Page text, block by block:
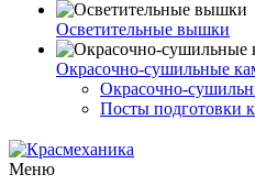
Осветительные вышки
Окрасочно-сушильные
Окрасочно-
Посты подготовки
Меню